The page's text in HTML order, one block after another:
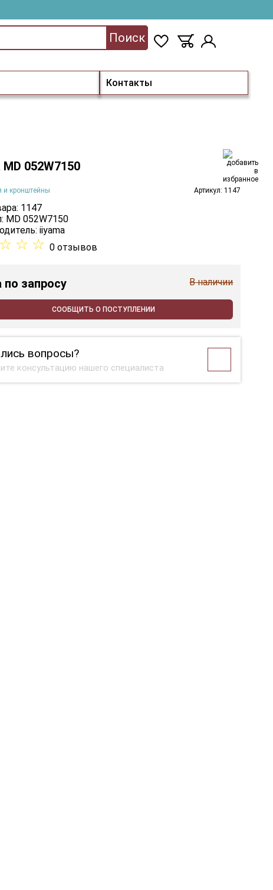
Контакты
Поиск
052W7150
и кронштейны Артикул: 1147
1147
MD 052W7150
iiyama
☆ ☆ ☆ 0 отзывов
по запросу В наличии
СООБЩИТЬ О ПОСТУПЛЕНИИ
вопросы?
консультацию нашего специалиста